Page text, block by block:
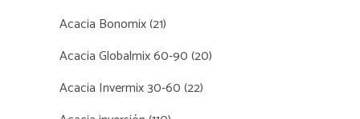
Acacia Bonomix(21)
Acacia Globalmix 60-90(20)
Acacia Invermix 30-60(22)